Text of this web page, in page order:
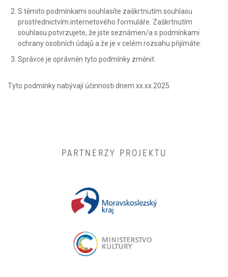
S těmito podmínkami souhlasíte zaškrtnutím souhlasu
prostřednictvím internetového formuláře. Zaškrtnutím
souhlasu potvrzujete, že jste seznámen/a s podmínkami
ochrany osobních údajů a že je v celém rozsahu přijímáte.
Správce je oprávněn tyto podmínky změnit.
Tyto podmínky nabývají účinnosti dnem xx.xx.2025.
PARTNERZY PROJEKTU